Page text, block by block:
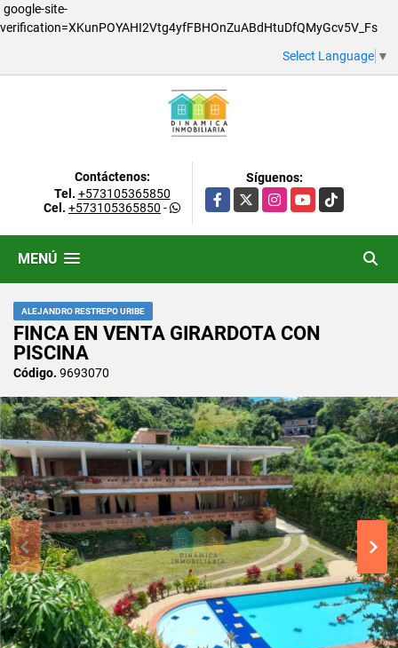
google-site-
verification=XKunPOYAHI2Vtg4yfFBHOnZuABdHtuDfQMyGcv5V_Fs
Select Language ▼
Contáctenos:
Tel. +573105365850
Cel. +573105365850 -
Síguenos:
Facebook
X InstagramYouTubeTikTok
MENÚ
ALEJANDRO RESTREPO URIBE
FINCA EN VENTA GIRARDOTA CON
PISCINA
Código. 9693070